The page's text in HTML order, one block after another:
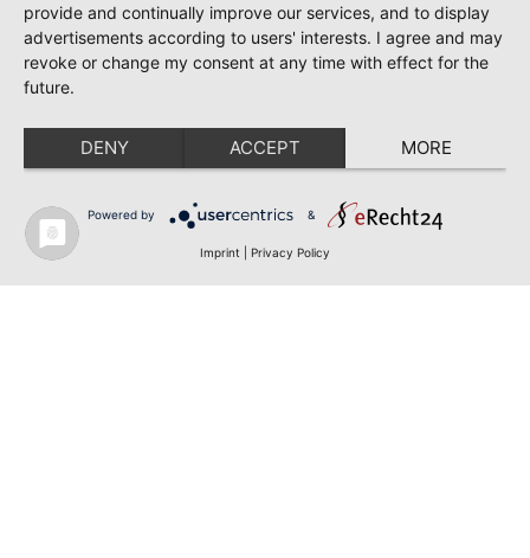
provide and continually improve our services, and to display
advertisements according to users' interests. I agree and may
revoke or change my consent at any time with effect for the
future.
DENY ACCEPT MORE
Powered by &
Imprint Privacy Policy